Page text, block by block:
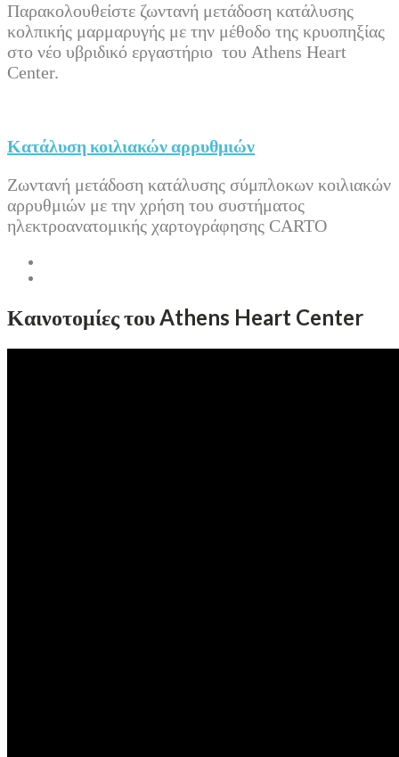
Παρακολουθείστε ζωντανή μετάδοση κατάλυσης
κολπικής μαρμαρυγής με την μέθοδο της κρυοπηξίας
στο νέο υβριδικό εργαστήριο του Athens Heart
Center.
Κατάλυση κοιλιακών αρρυθμιών
Ζωντανή μετάδοση κατάλυσης σύμπλοκων κοιλιακών
αρρυθμιών με την χρήση του συστήματος
ηλεκτροανατομικής χαρτογράφησης CARTO
Καινοτομίες του Athens Heart Center